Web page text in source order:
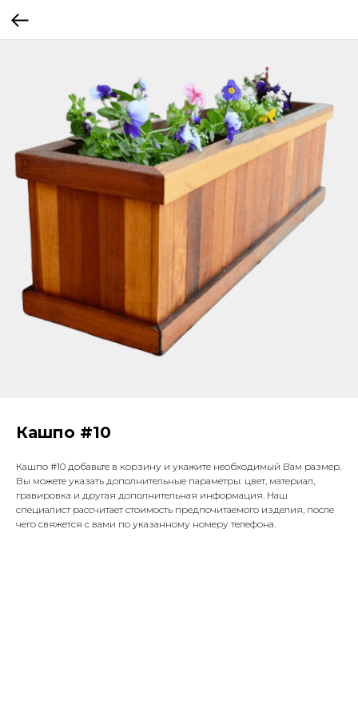
Кашпо #10
Кашпо #10 добавьте в корзину и укажите необходимый Вам размер.
Вы можете указать дополнительные параметры: цвет, материал,
гравировка и другая дополнительная информация. Наш
специалист рассчитает стоимость предпочитаемого изделия, после
чего свяжется с вами по указанному номеру телефона.